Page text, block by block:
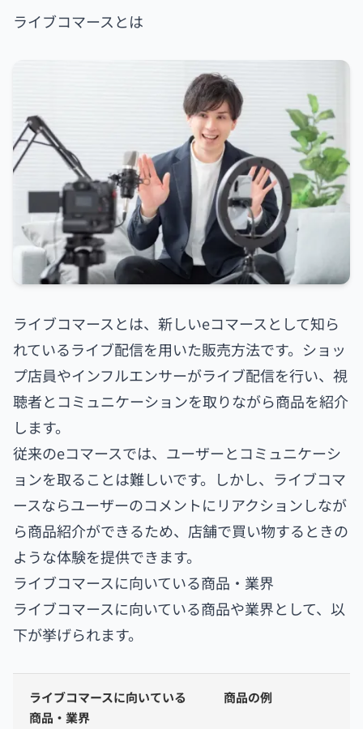
ライブコマースとは
ライブコマースとは、新しいeコマースとして知ら
れているライブ配信を用いた販売方法です。ショッ
プ店員やインフルエンサーがライブ配信を行い、視
聴者とコミュニケーションを取りながら商品を紹介
します。
従来のeコマースでは、ユーザーとコミュニケーシ
ョンを取ることは難しいです。しかし、ライブコマ
ースならユーザーのコメントにリアクションしなが
ら商品紹介ができるため、店舗で買い物するときの
ような体験を提供できます。
ライブコマースに向いている商品・業界
ライブコマースに向いている商品や業界として、以
下が挙げられます。
ライブコマースに向いている
商品・業界
商品の例